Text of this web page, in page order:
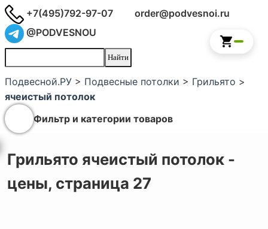
+7(495)792-97-07
order@podvesnoi.ru
@PODVESNOU
Подвесной.РУ > Подвесные потолки > Грильято >
ячеистый потолок
Фильтр и категории товаров
Грильято ячеистый потолок -
цены, страница 27